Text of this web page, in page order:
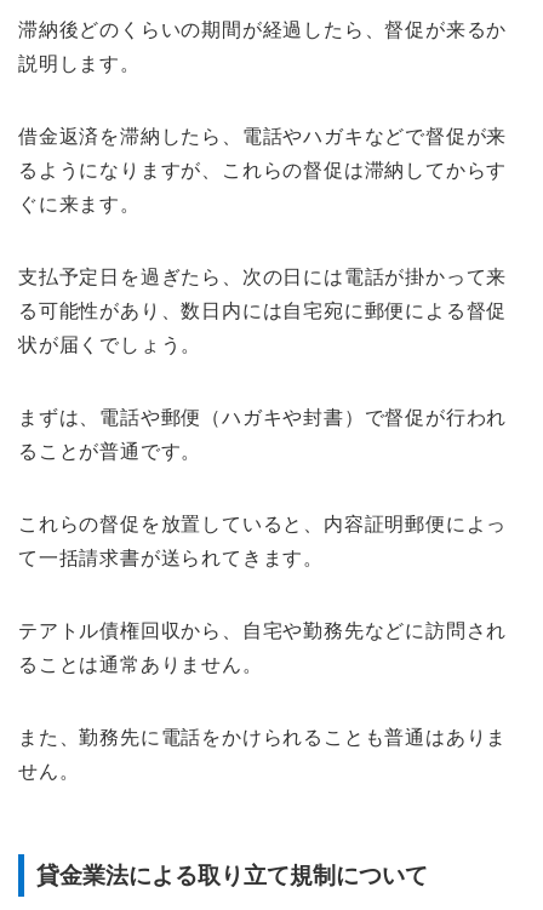
滞納後どのくらいの期間が経過したら、督促が来るか
説明します。
借金返済を滞納したら、電話やハガキなどで督促が来
るようになりますが、これらの督促は滞納してからす
ぐに来ます。
支払予定日を過ぎたら、次の日には電話が掛かって来
る可能性があり、数日内には自宅宛に郵便による督促
状が届くでしょう。
まずは、電話や郵便（ハガキや封書）で督促が行われ
ることが普通です。
これらの督促を放置していると、内容証明郵便によっ
て一括請求書が送られてきます。
テアトル債権回収から、自宅や勤務先などに訪問され
ることは通常ありません。
また、勤務先に電話をかけられることも普通はありま
せん。
貸金業法による取り立て規制について